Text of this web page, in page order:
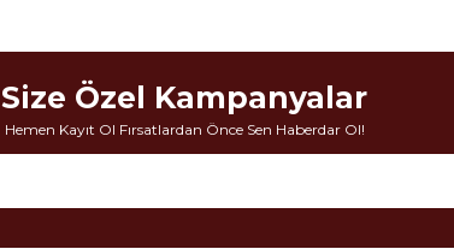
Size Özel Kampanyalar
Hemen Kayıt Ol Fırsatlardan Önce Sen Haberdar Ol!